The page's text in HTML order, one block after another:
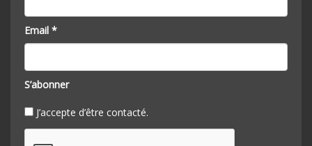
Email *
S’abonner
J’accepte d’être contacté.